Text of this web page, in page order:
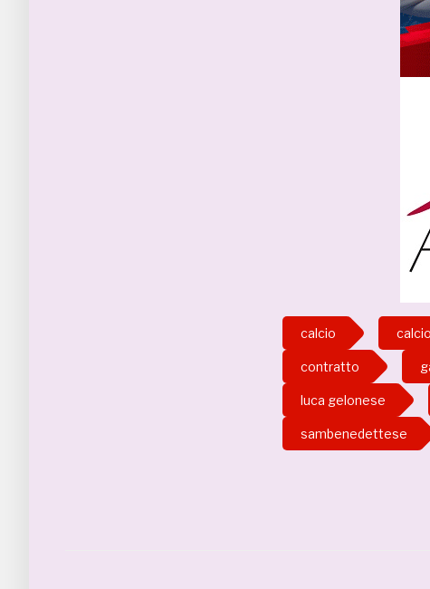
calcio
contratto
luca gelonese
sambenedettese